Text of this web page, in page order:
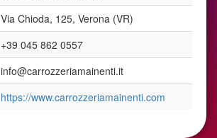
Via Chioda, 125, Verona (VR)
+39 045 862 0557
info@carrozzeriamainenti.it
https://www.carrozzeriamainenti.com